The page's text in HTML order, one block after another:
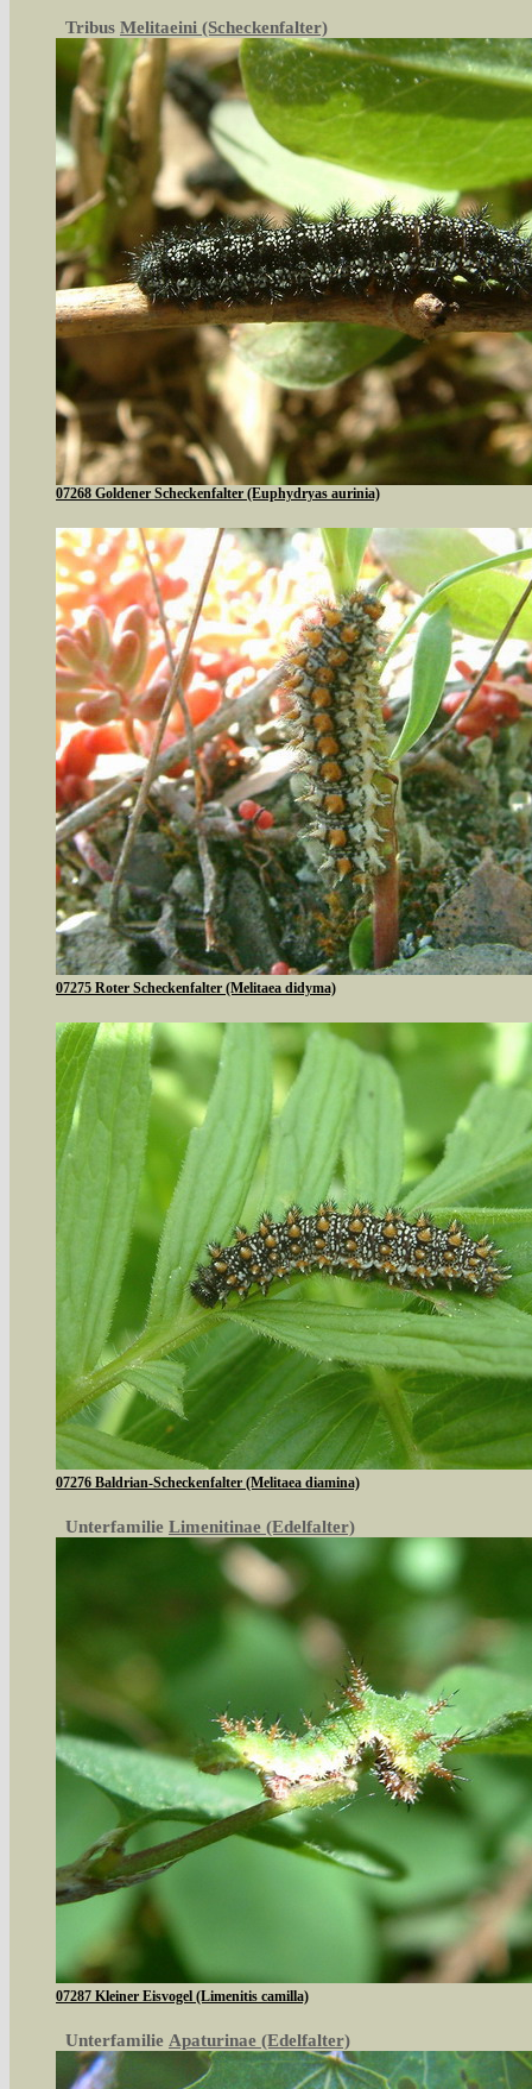
Tribus Melitaeini (Scheckenfalter)
07268 Goldener Scheckenfalter (Euphydryas aurinia)
07275 Roter Scheckenfalter (Melitaea didyma)
07276 Baldrian-Scheckenfalter (Melitaea diamina)
Unterfamilie Limenitinae (Edelfalter)
07287 Kleiner Eisvogel (Limenitis camilla)
Unterfamilie Apaturinae (Edelfalter)